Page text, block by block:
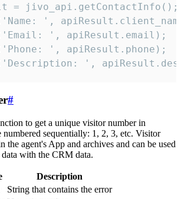
= jivo_api.getContactInfo();
',
', apiResult.email);
', apiResult.phone);
',
#
to get a unique visitor number in
numbered sequentially: 1, 2, 3, etc. Visitor
the agent's App and archives and can be used
with the CRM data.
Description
String that contains the error